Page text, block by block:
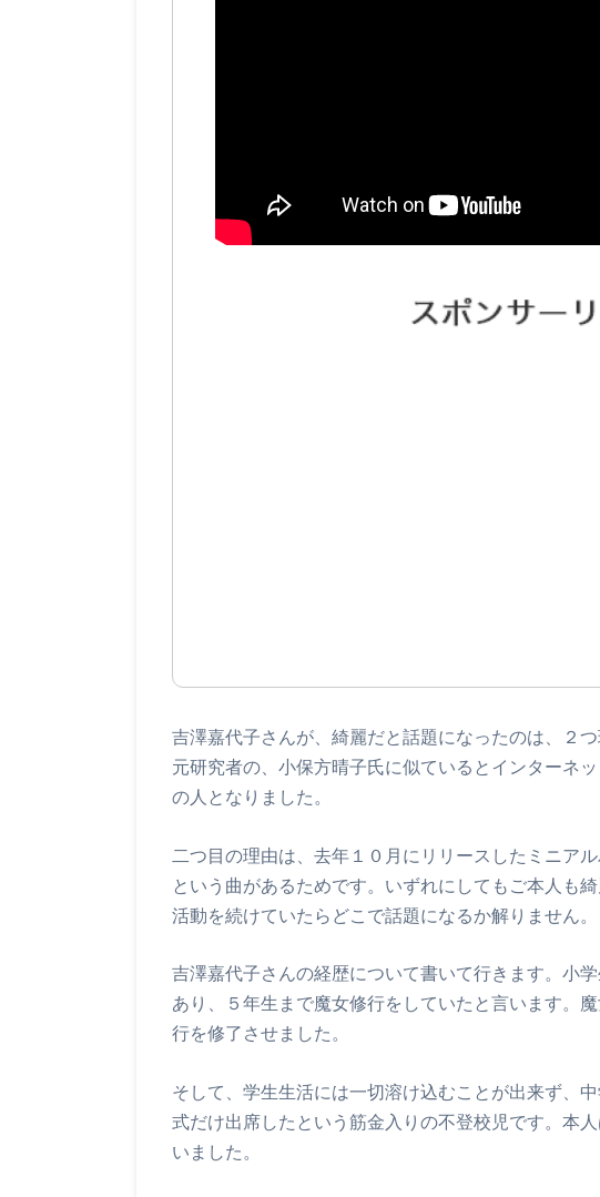
吉澤嘉代子さんが、綺麗だと話題になったのは、２
元研究者の、小保方晴子氏に似ているとインターネ
の人となりました。
二つ目の理由は、去年１０月にリリースしたミニア
という曲があるためです。いずれにしてもご本人も
活動を続けていたらどこで話題になるか解りません。
吉澤嘉代子さんの経歴について書いて行きます。小
あり、５年生まで魔女修行をしていたと言います。
行を修了させました。
そして、学生生活には一切溶け込むことが出来ず、
式だけ出席したという筋金入りの不登校児です。本
いました。